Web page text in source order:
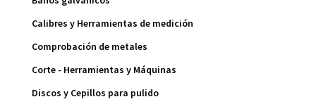
Calibres y Herramientas de medición
Comprobación de metales
Corte - Herramientas y Máquinas
Discos y Cepillos para pulido